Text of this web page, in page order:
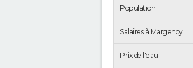
Population
Salaires à Margency
Prix de l'eau